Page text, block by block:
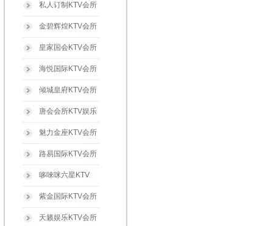
私人订制KTV会所
金碧辉煌KTV会所
皇家国会KTV会所
海悦国际KTV会所
倾城皇府KTV会所
唐会会所KTV娱乐
魅力金座KTV会所
路易国际KTV会所
哆唻咪六星KTV
紫金国际KTV会所
天籁娱乐KTV会所